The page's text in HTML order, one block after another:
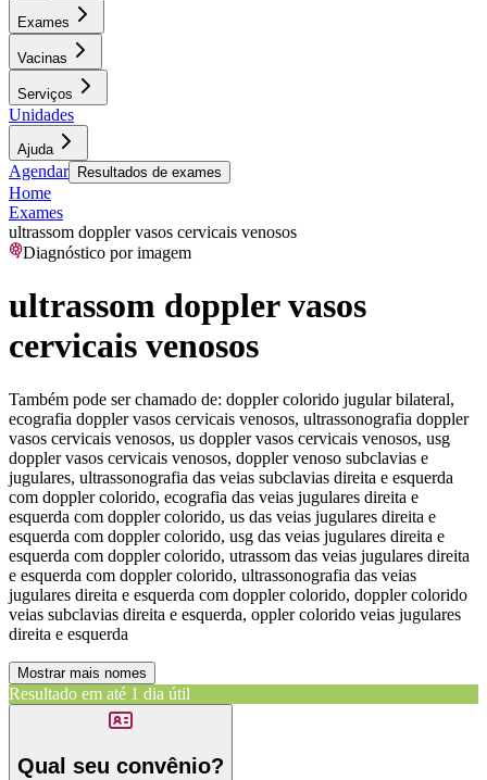
Exames
Vacinas
Serviços
Unidades
Ajuda
Agendar Resultados de exames
Home
Exames
ultrassom doppler vasos cervicais venosos
Diagnóstico por imagem
ultrassom doppler vasos
cervicais venosos
Também pode ser chamado de: doppler colorido jugular bilateral,
ecografia doppler vasos cervicais venosos, ultrassonografia doppler
vasos cervicais venosos, us doppler vasos cervicais venosos, usg
doppler vasos cervicais venosos, doppler venoso subclavias e
jugulares, ultrassonografia das veias subclavias direita e esquerda
com doppler colorido, ecografia das veias jugulares direita e
esquerda com doppler colorido, us das veias jugulares direita e
esquerda com doppler colorido, usg das veias jugulares direita e
esquerda com doppler colorido, utrassom das veias jugulares direita
e esquerda com doppler colorido, ultrassonografia das veias
jugulares direita e esquerda com doppler colorido, doppler colorido
veias subclavias direita e esquerda, oppler colorido veias jugulares
direita e esquerda
Mostrar mais nomes
Resultado em até 1 dia útil
Qual seu convênio?